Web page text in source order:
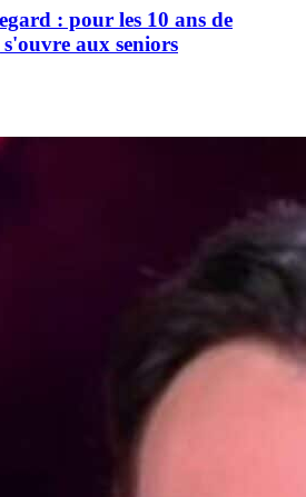
: pour les 10 ans de
aux seniors